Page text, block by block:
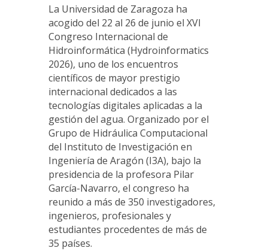
La Universidad de Zaragoza ha
acogido del 22 al 26 de junio el XVI
Congreso Internacional de
Hidroinformática (Hydroinformatics
2026), uno de los encuentros
científicos de mayor prestigio
internacional dedicados a las
tecnologías digitales aplicadas a la
gestión del agua. Organizado por el
Grupo de Hidráulica Computacional
del Instituto de Investigación en
Ingeniería de Aragón (I3A), bajo la
presidencia de la profesora Pilar
García-Navarro, el congreso ha
reunido a más de 350 investigadores,
ingenieros, profesionales y
estudiantes procedentes de más de
35 países.